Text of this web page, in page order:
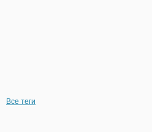
Все теги